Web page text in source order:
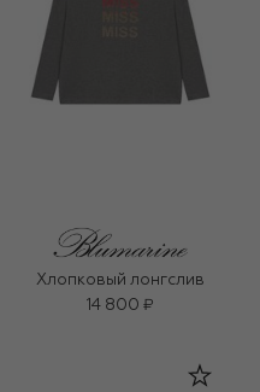
Хлопковый лонгслив
14 800 ₽